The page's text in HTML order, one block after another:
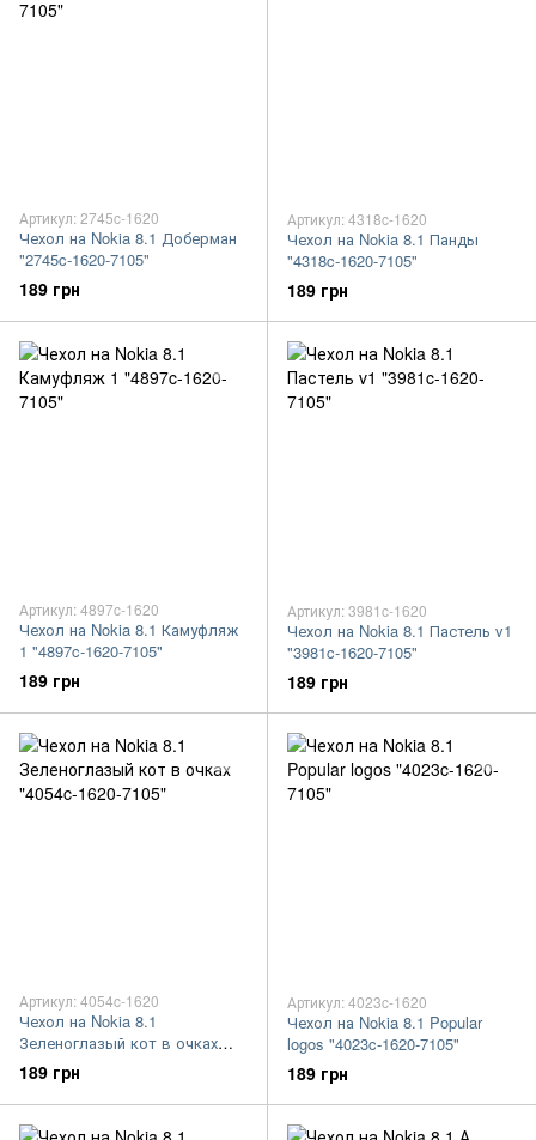
Артикул: 2745c-1620
Чехол на Nokia 8.1 Доберман
"2745c-1620-7105"
189 грн
Артикул: 4318c-1620
Чехол на Nokia 8.1 Панды
"4318c-1620-7105"
189 грн
Артикул: 4897c-1620
Чехол на Nokia 8.1 Камуфляж
1 "4897c-1620-7105"
189 грн
Артикул: 3981c-1620
Чехол на Nokia 8.1 Пастель v1
"3981c-1620-7105"
189 грн
Артикул: 4054c-1620
Чехол на Nokia 8.1
Зеленоглазый кот в очках
"4054c-1620-7105"
189 грн
Артикул: 4023c-1620
Чехол на Nokia 8.1 Popular
logos "4023c-1620-7105"
189 грн